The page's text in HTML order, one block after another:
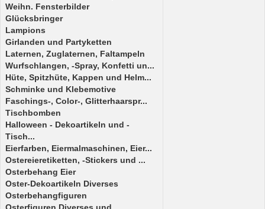
Weihn. Fensterbilder
Glücksbringer
Lampions
Girlanden und Partyketten
Laternen, Zuglaternen, Faltampeln
Wurfschlangen, -Spray, Konfetti un...
Hüte, Spitzhüte, Kappen und Helm...
Schminke und Klebemotive
Faschings-, Color-, Glitterhaarspr...
Tischbomben
Halloween - Dekoartikeln und -
Tisch...
Eierfarben, Eiermalmaschinen, Eier...
Ostereieretiketten, -Stickers und ...
Osterbehang Eier
Oster-Dekoartikeln Diverses
Osterbehangfiguren